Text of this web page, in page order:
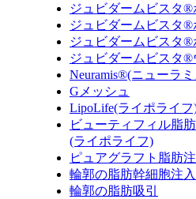
ジュビダームビスタ®
ジュビダームビスタ
ジュビダームビスタ
ジュビダームビスタ
Neuramis®(ニューラ
Gメッシュ
LipoLife(ライポライフ
ビューティフィル脂
(ライポライフ)
ピュアグラフト脂肪
輪郭の脂肪幹細胞注入
輪郭の脂肪吸引